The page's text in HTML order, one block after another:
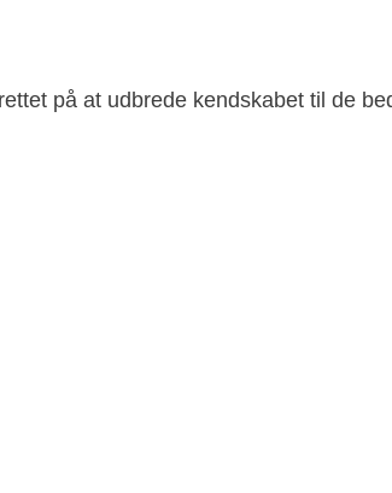
på at udbrede kendskabet til de